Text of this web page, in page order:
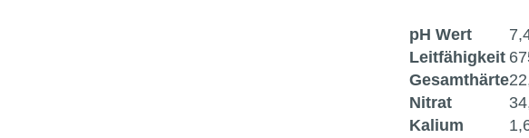
pH Wert
Leitfähigkeit
Gesamthärte
Nitrat
Kalium